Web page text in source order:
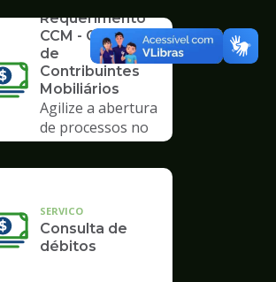
Requerimento
CCM - Cadastro
de
Contribuintes
Mobiliários
Agilize a abertura
de processos no
Poupatempo
SERVICO
Consulta de
débitos